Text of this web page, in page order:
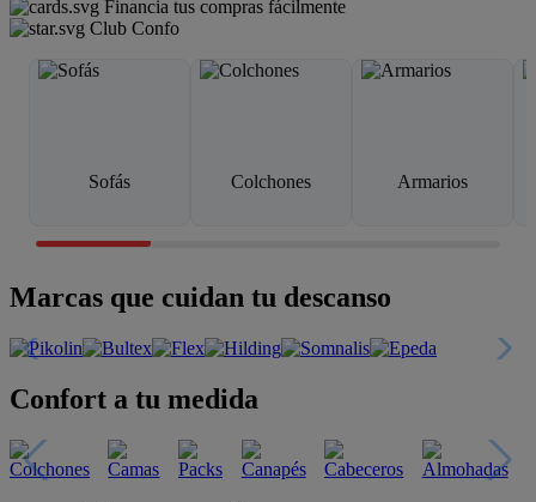
Financia tus compras fácilmente
Club Confo
Sofás Colchones Armarios
Marcas que cuidan tu descanso
Confort a tu medida